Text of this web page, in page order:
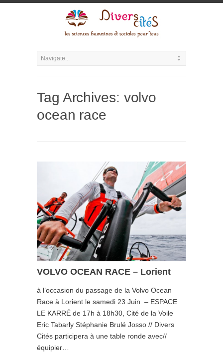
Tag Archives: volvo
ocean race
VOLVO OCEAN RACE – Lorient
à l’occasion du passage de la Volvo Ocean
Race à Lorient le samedi 23 Juin – ESPACE
LE KARRÉ de 17h à 18h30, Cité de la Voile
Eric Tabarly Stéphanie Brulé Josso // Divers
Cités participera à une table ronde avec//
équipier…